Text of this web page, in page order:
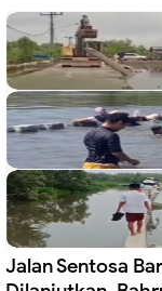
Jalan Sentosa